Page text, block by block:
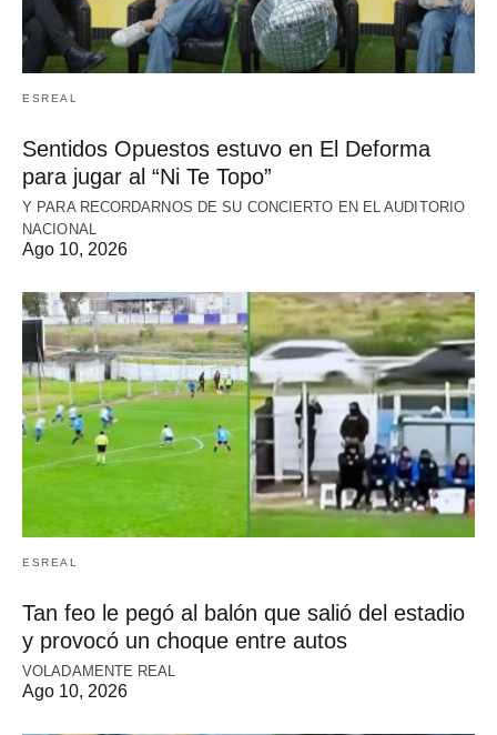
ESREAL
Sentidos Opuestos estuvo en El Deforma
para jugar al “Ni Te Topo”
Y PARA RECORDARNOS DE SU CONCIERTO EN EL AUDITORIO
NACIONAL
Ago 10, 2026
ESREAL
Tan feo le pegó al balón que salió del estadio
y provocó un choque entre autos
VOLADAMENTE REAL
Ago 10, 2026